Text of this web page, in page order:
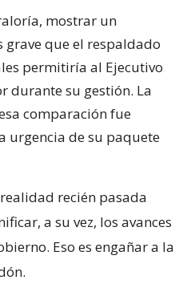
mostrar un
que el respaldado
permitiría al Ejecutivo
durante su gestión. La
comparación fue
urgencia de su paquete
recién pasada
a su vez, los avances
Eso es engañar a la